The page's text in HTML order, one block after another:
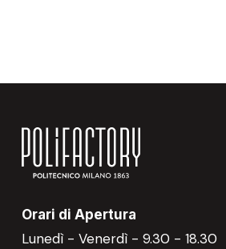
Orari di Apertura
Lunedì - Venerdì - 9.30 - 18.30